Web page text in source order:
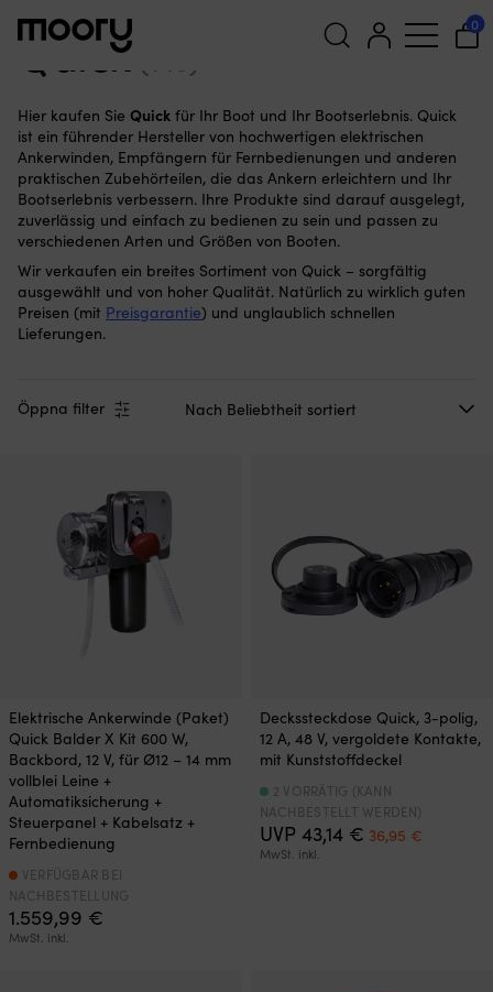
nach:
0
Quick
Hier kaufen Sie Quick für Ihr Boot und Ihr Bootserlebnis. Quick
ist ein führender Hersteller von hochwertigen elektrischen
Ankerwinden, Empfängern für Fernbedienungen und anderen
praktischen Zubehörteilen, die das Ankern erleichtern und Ihr
Bootserlebnis verbessern. Ihre Produkte sind darauf ausgelegt,
zuverlässig und einfach zu bedienen zu sein und passen zu
verschiedenen Arten und Größen von Booten.
Wir verkaufen ein breites Sortiment von Quick – sorgfältig
ausgewählt und von hoher Qualität. Natürlich zu wirklich guten
Preisen (mit Preisgarantie) und unglaublich schnellen
Lieferungen.
Öppna filter
Elektrische Ankerwinde (Paket)
Quick Balder X Kit 600 W,
Backbord, 12 V, für Ø12 – 14 mm
vollblei Leine +
Automatiksicherung +
Steuerpanel + Kabelsatz +
Fernbedienung
1.559,99 €
MwSt. inkl.
VERFÜGBAR BEI
NACHBESTELLUNG
Deckssteckdose Quick, 3-polig,
12 A, 48 V, vergoldete Kontakte,
mit Kunststoffdeckel
UVP 43,14 € Ursprünglicher
Preis
36,95 €Aktueller
MwSt. inkl.
2 VORRÄTIG (KANN
NACHBESTELLT WERDEN)